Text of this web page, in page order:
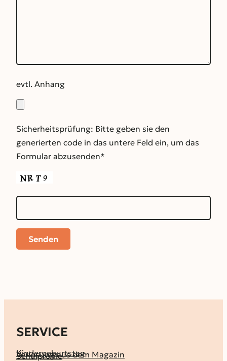
evtl. Anhang
Sicherheitsprüfung: Bitte geben sie den
generierten code in das untere Feld ein, um das
Formular abzusenden*
SERVICE
Kindergeburtstag
Verlosung aus dem Magazin
Schulprofile